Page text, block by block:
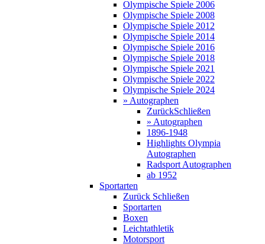
Olympische Spiele 2006
Olympische Spiele 2008
Olympische Spiele 2012
Olympische Spiele 2014
Olympische Spiele 2016
Olympische Spiele 2018
Olympische Spiele 2021
Olympische Spiele 2022
Olympische Spiele 2024
» Autographen
ZurückSchließen
» Autographen
1896-1948
Highlights Olympia
Autographen
Radsport Autographen
ab 1952
Sportarten
Zurück Schließen
Sportarten
Boxen
Leichtathletik
Motorsport